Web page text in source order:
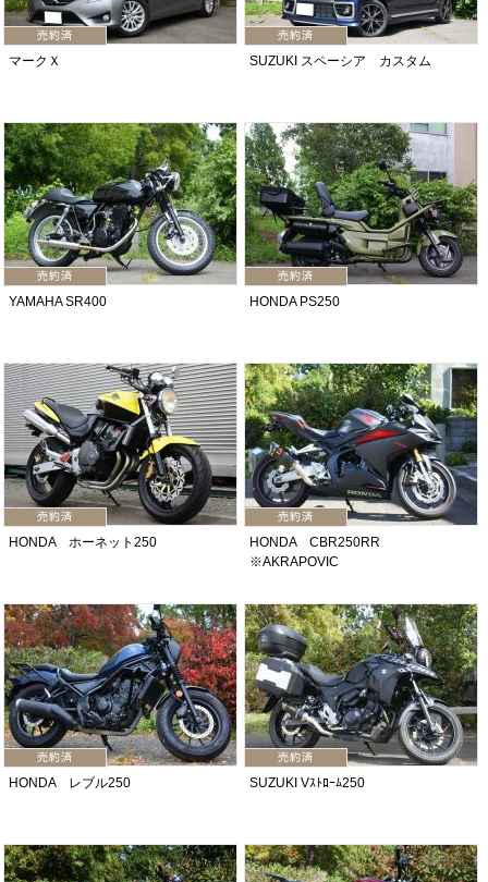
マークＸ SUZUKI スペーシア カスタム
YAMAHA SR400 HONDA PS250
HONDA ホーネット250
HONDA CBR250RR
※AKRAPOVIC
HONDA レブル250 SUZUKI Vｽﾄﾛｰﾑ250